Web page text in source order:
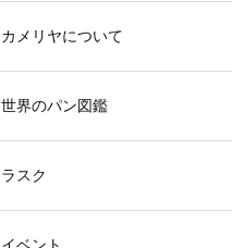
カメリヤについて
世界のパン図鑑
ラスク